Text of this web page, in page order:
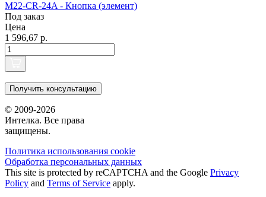
M22-CR-24A - Кнопка (элемент)
Под заказ
Цена
1 596,67 р.
Получить консультацию
© 2009-2026
Интелка. Все права
защищены.
Политика использования сookie
Обработка персональных данных
This site is protected by reCAPTCHA and the Google Privacy
Policy and Terms of Service apply.